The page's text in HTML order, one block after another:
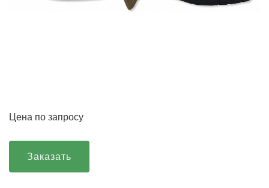
Цена по запросу
Заказать